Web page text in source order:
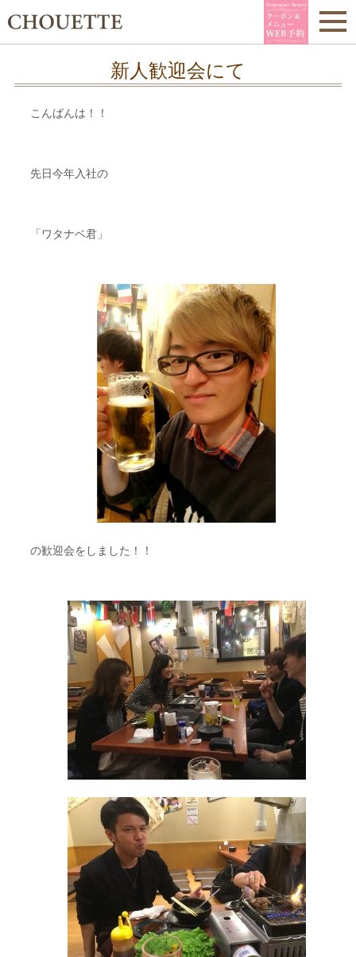
新人歓迎会にて
こんばんは！！
先日今年入社の
「ワタナベ君」
の歓迎会をしました！！